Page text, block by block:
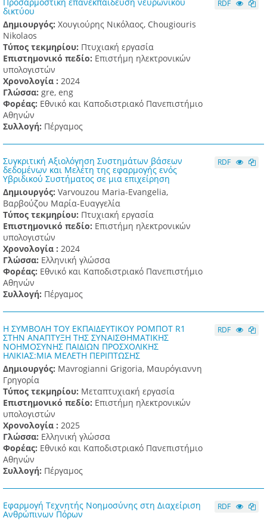
δικτύου
Δημιουργός: Χουγιούρης Νικόλαος, Chougiouris
Nikolaos
Τύπος τεκμηρίου: Πτυχιακή εργασία
Επιστημονικό πεδίο: Επιστήμη ηλεκτρονικών
υπολογιστών
Χρονολογία : 2024
Γλώσσα: gre, eng
Φορέας: Εθνικό και Καποδιστριακό Πανεπιστήμιο
Αθηνών
Συλλογή: Πέργαμος
RDF
Συγκριτική Αξιολόγηση Συστημάτων βάσεων
δεδομένων και Μελέτη της εφαρμογής ενός
Υβριδικού Συστήματος σε μια επιχείρηση
Δημιουργός: Varvouzou Maria-Evangelia,
Βαρβούζου Μαρία-Ευαγγελία
Τύπος τεκμηρίου: Πτυχιακή εργασία
Επιστημονικό πεδίο: Επιστήμη ηλεκτρονικών
υπολογιστών
Χρονολογία : 2024
Γλώσσα: Ελληνική γλώσσα
Φορέας: Εθνικό και Καποδιστριακό Πανεπιστήμιο
Αθηνών
Συλλογή: Πέργαμος
RDF
Η ΣΥΜΒΟΛΗ ΤΟΥ ΕΚΠΑΙΔΕΥΤΙΚΟΥ ΡΟΜΠΟΤ R1
ΣΤΗΝ ΑΝΑΠΤΥΞΗ ΤΗΣ ΣΥΝΑΙΣΘΗΜΑΤΙΚΗΣ
ΝΟΗΜΟΣΥΝΗΣ ΠΑΙΔΙΩΝ ΠΡΟΣΧΟΛΙΚΗΣ
ΗΛΙΚΙΑΣ:ΜΙΑ ΜΕΛΕΤΗ ΠΕΡΙΠΤΩΣΗΣ
Δημιουργός: Mavrogianni Grigoria, Μαυρόγιαννη
Γρηγορία
Τύπος τεκμηρίου: Μεταπτυχιακή εργασία
Επιστημονικό πεδίο: Επιστήμη ηλεκτρονικών
υπολογιστών
Χρονολογία : 2025
Γλώσσα: Ελληνική γλώσσα
Φορέας: Εθνικό και Καποδιστριακό Πανεπιστήμιο
Αθηνών
Συλλογή: Πέργαμος
RDF
Εφαρμογή Τεχνητής Νοημοσύνης στη Διαχείριση
Ανθρώπινων Πόρων
RDF